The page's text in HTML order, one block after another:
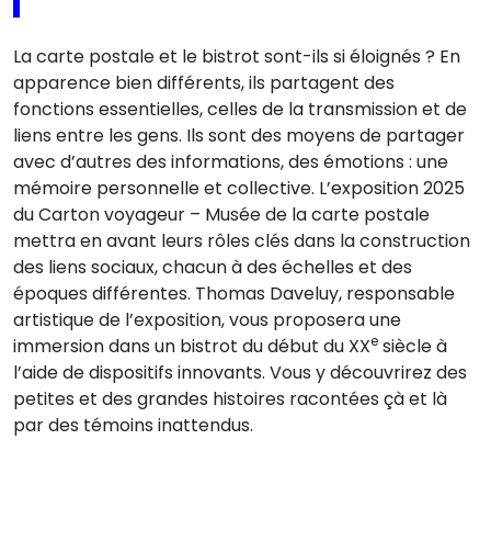
La carte postale et le bistrot sont-ils si éloignés ? En
apparence bien différents, ils partagent des
fonctions essentielles, celles de la transmission et de
liens entre les gens. Ils sont des moyens de partager
avec d’autres des informations, des émotions : une
mémoire personnelle et collective. L’exposition 2025
du Carton voyageur – Musée de la carte postale
mettra en avant leurs rôles clés dans la construction
des liens sociaux, chacun à des échelles et des
époques différentes. Thomas Daveluy, responsable
artistique de l’exposition, vous proposera une
immersion dans un bistrot du début du XXe siècle à
l’aide de dispositifs innovants. Vous y découvrirez des
petites et des grandes histoires racontées çà et là
par des témoins inattendus.